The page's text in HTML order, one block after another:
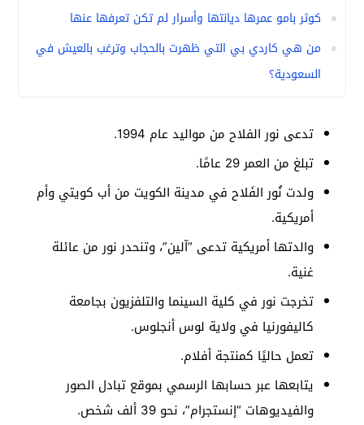
كوثر بامو عمرها ديانتها وأسرار لم تكن تعرفها عنها
من هي كاردي بي التي ظهرت بالحجاب وترغب بالعيش في
السعودية؟
تدعى نور الفلاح من مواليد عام 1994.
تبلغ من العمر 29 عامًا.
ولدت نُور الفَلاح في مدينة الكويت من أب كويتي وأم
أمريكية.
والدتها أمريكية تدعى “آلين”، وتنحدر نور من عائلة
غنية.
تخرجت نور في كلية السينما والتلفزيون بجامعة
كاليفورنيا في ولاية لوس أنجلوس.
تعمل حاليًا كمنتجة أفلام.
يتابعها عبر حسابها الرسمي بموقع تبادل الصور
والفيديوهات “إنستجرام”، نحو 39 ألف شخص.